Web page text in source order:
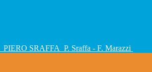
PIERO SRAFFA P. Sraffa - F. Marazzi